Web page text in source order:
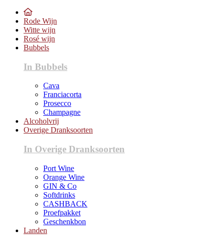
Rode Wijn
Witte wijn
Rosé wijn
Bubbels
In Bubbels
Cava
Franciacorta
Prosecco
Champagne
Alcoholvrij
Overige Dranksoorten
In Overige Dranksoorten
Port Wine
Orange Wine
GIN & Co
Softdrinks
CASHBACK
Proefpakket
Geschenkbon
Landen